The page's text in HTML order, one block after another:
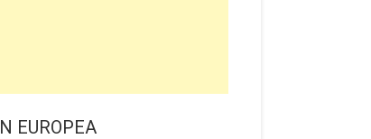
EUROPEA